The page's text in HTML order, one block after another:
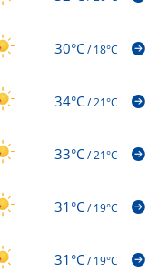
30°C/18°C
34°C/21°C
33°C/21°C
31°C/19°C
31°C/19°C